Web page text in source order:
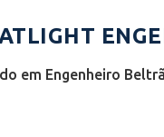
em Engenheiro